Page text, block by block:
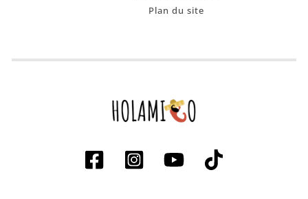
Plan du site